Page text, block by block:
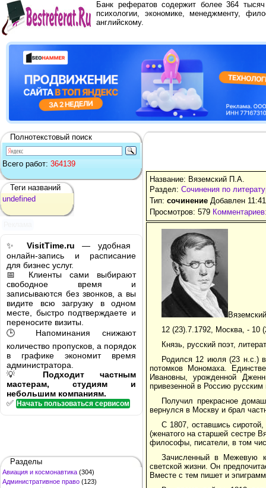
Банк рефератов содержит более 364
психологии, экономике, менеджменту,
английскому.
Полнотекстовый поиск
Всего работ: 364139
Теги названий
undefined
✨ VisitTime.ru — удобная
онлайн-запись и расписание
для бизнес услуг.
📅 Клиенты сами выбирают
свободное время и
записываются без звонков, а вы
видите всю загрузку в одном
месте, быстро подтверждаете и
переносите визиты.
🕒 Напоминания снижают
количество пропусков, а порядок
в графике экономит время
администратора.
💡 Подходит частным
мастерам, студиям и
небольшим компаниям.
✅ Начать пользоваться сервисом
Разделы
Авиация и космонавтика (304)
Административное право (123)
Название: Вяземский П.А.
Раздел: Сочинения по
Тип: сочинение Добавлен
Просмотров: 579
12 (23).7.1792, Москва, - 10
Князь, русский поэт,
Родился 12 июля (23 н.с.)
потомков Мономаха.
Ивановны, урожденной
привезенной в Россию
Получил прекрасное
вернулся в Москву и брал
С 1807, оставшись
(женатого на старшей сестре
философы, писатели, в том
Зачисленный в Межевую
светской жизни. Он
Вместе с тем пишет и